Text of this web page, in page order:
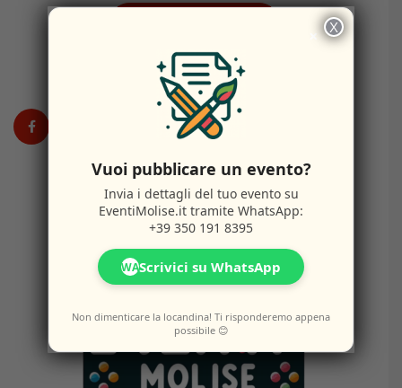
DISCLAIMER
×
Vuoi pubblicare un evento?
Invia i dettagli del tuo evento su
EventiMolise.it tramite WhatsApp:
+39 350 191 8395
WAScrivici su WhatsApp
Non dimenticare la locandina! Ti risponderemo appena
possibile 😊
X